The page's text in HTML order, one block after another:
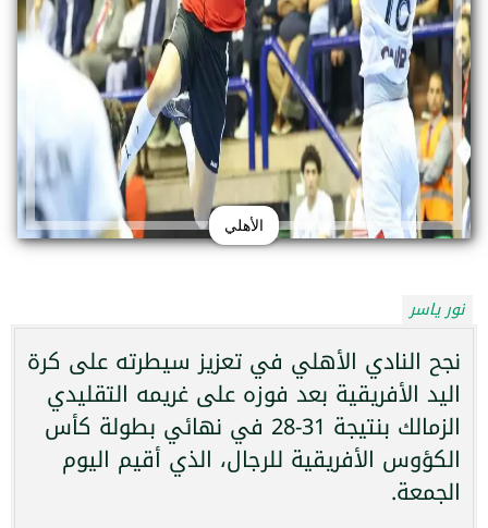
الأهلي
نور ياسر
نجح النادي الأهلي في تعزيز سيطرته على كرة
اليد الأفريقية بعد فوزه على غريمه التقليدي
الزمالك بنتيجة 31-28 في نهائي بطولة كأس
الكؤوس الأفريقية للرجال، الذي أقيم اليوم
الجمعة.